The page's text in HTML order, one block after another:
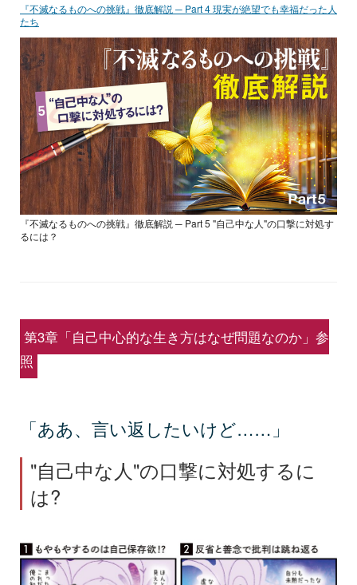
『不滅なるものへの挑戦』徹底解説 ─ Part 4 現実が絶望でも幸福だった人
たち
『不滅なるものへの挑戦』徹底解説 ─ Part 5 "自己中な人"の口撃に対処す
るには？
第3章「自己中心的な生き方はなぜ問題なのか」参
照
「ああ、言い返したいけど……」
"自己中な人"の口撃に対処するに
は?